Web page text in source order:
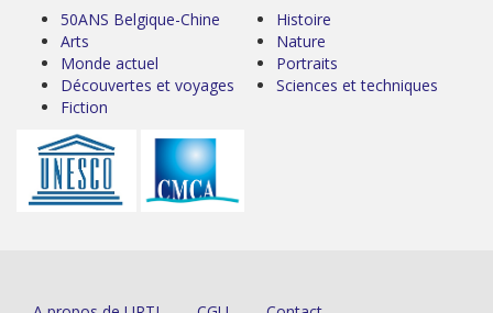
50ANS Belgique-Chine
Arts
Monde actuel
Découvertes et voyages
Fiction
Histoire
Nature
Portraits
Sciences et techniques